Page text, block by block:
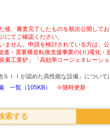
、審査完了したものを順次公開してお
にてご確認ください。
せん。申請を検討されている方は、公
・需要構造転換支援事業の(Ⅱ)電化・
素工業炉」「高効率コージェネレーシ
ＩＩが認めた高性能な設備」について
一覧（105KB）
※随時更新
索する